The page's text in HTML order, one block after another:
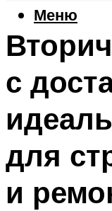
Меню
с
для
и